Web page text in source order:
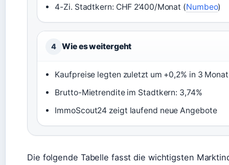
4-Zi. Stadtkern: CHF 2’400/Monat (Numbeo)
4 Wie es weitergeht
Kaufpreise legten zuletzt um +0,2% in 3
Brutto-Mietrendite im Stadtkern: 3,74%
ImmoScout24 zeigt laufend neue Angebote
Die folgende Tabelle fasst die wichtigsten